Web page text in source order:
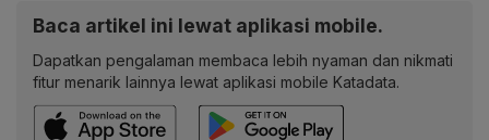
Baca artikel ini lewat aplikasi mobile.
Dapatkan pengalaman membaca lebih nyaman dan nikmati
fitur menarik lainnya lewat aplikasi mobile Katadata.